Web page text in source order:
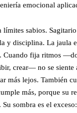
emocional
límites sabios.
y disciplina. La jaula
Cuando fija ritmos
crear— no se siente
más lejos. También
más, porque su
sombra es el